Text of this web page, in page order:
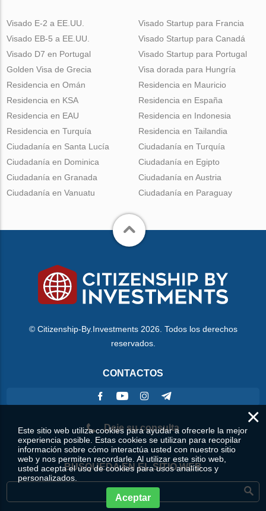
Visado E-2 a EE.UU.
Visado EB-5 a EE.UU.
Visado D7 en Portugal
Golden Visa de Grecia
Visado Startup para Francia
Visado Startup para Canadá
Visado Startup para Portugal
Visa dorada para Hungría
Residencia en Omán
Residencia en KSA
Residencia en EAU
Residencia en Turquía
Residencia en Mauricio
Residencia en España
Residencia en Indonesia
Residencia en Tailandia
Ciudadanía en Santa Lucía
Ciudadanía en Dominica
Ciudadanía en Granada
Ciudadanía en Vanuatu
Ciudadanía en Turquía
Ciudadanía en Egipto
Ciudadanía en Austria
Ciudadanía en Paraguay
© Citizenship-By.Investments 2026. Todos los derechos
reservados.
CONTACTOS
Deje su consulta
BÚSQUEDA EN EL SITIO WEB
×
Este sitio web utiliza cookies para ayudar a ofrecerle la mejor
experiencia posible. Estas cookies se utilizan para recopilar
información sobre cómo interactúa usted con nuestro sitio
web y nos permiten recordarle. Al utilizar este sitio web,
usted acepta el uso de cookies para usos analíticos y
personalizados.
Aceptar